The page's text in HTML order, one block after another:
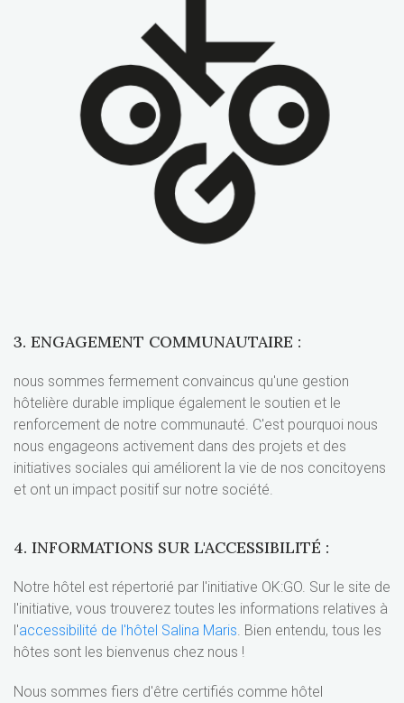
3. ENGAGEMENT COMMUNAUTAIRE :
nous sommes fermement convaincus qu'une gestion
hôtelière durable implique également le soutien et le
renforcement de notre communauté. C'est pourquoi nous
nous engageons activement dans des projets et des
initiatives sociales qui améliorent la vie de nos concitoyens
et ont un impact positif sur notre société.
4. INFORMATIONS SUR L'ACCESSIBILITÉ :
Notre hôtel est répertorié par l'initiative OK:GO. Sur le site de
l'initiative, vous trouverez toutes les informations relatives à
l'accessibilité de l'hôtel Salina Maris. Bien entendu, tous les
hôtes sont les bienvenus chez nous !
Nous sommes fiers d'être certifiés comme hôtel